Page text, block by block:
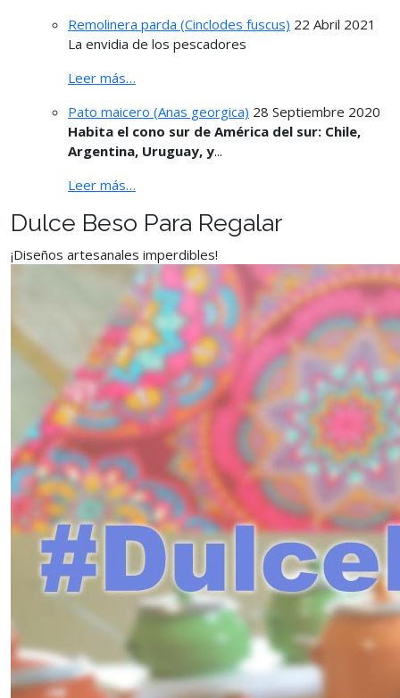
Remolinera parda (Cinclodes fuscus) 22 Abril 2021
La envidia de los pescadores
Leer más…
Pato maicero (Anas georgica) 28 Septiembre 2020
Habita el cono sur de América del sur: Chile,
Argentina, Uruguay, y...
Leer más…
Dulce Beso Para Regalar
¡Diseños artesanales imperdibles!